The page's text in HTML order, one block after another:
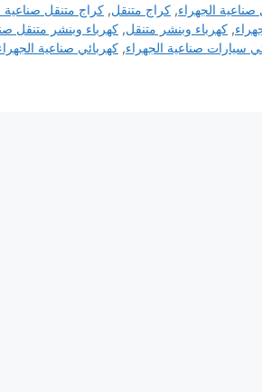
الجهراء, كراج متنقل, كراج متنقل صناعية
, كهرباء وبنشر متنقل, كهرباء وبنشر متنقل
سيارات صناعية الجهراء, كهربائي صناعية